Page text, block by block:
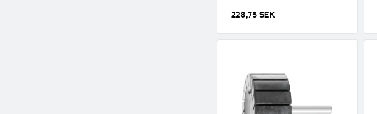
228,75 SEK